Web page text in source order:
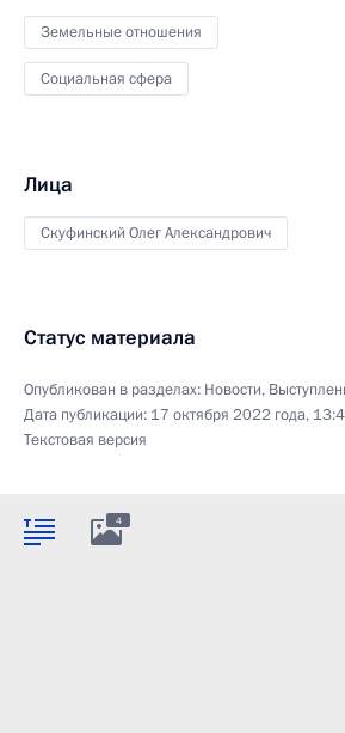
Земельные отношения
Социальная сфера
Лица
Скуфинский Олег Александрович
Статус материала
Опубликован в разделах: Новости,
Дата публикации: 17 октября 2022 года,
Текстовая версия
4